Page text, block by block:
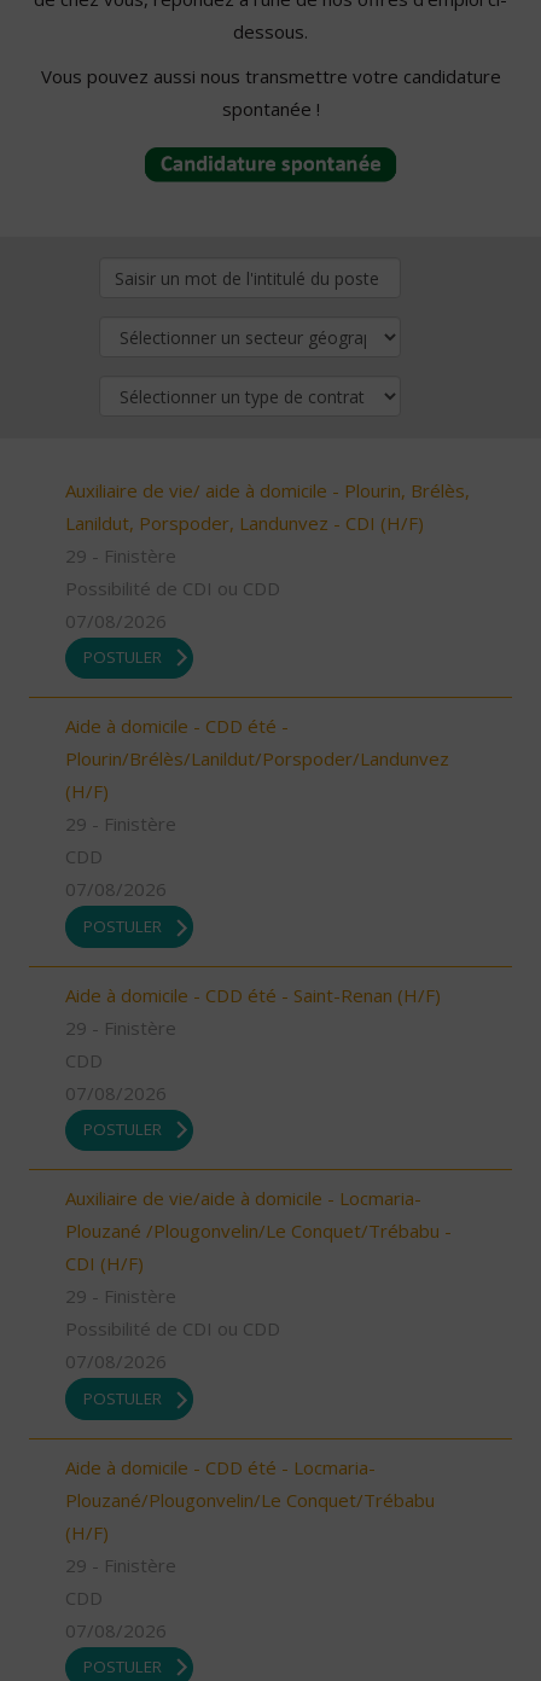
dessous.
Vous pouvez aussi nous transmettre votre candidature
spontanée !
Auxiliaire de vie/ aide à domicile - Plourin, Brélès,
Lanildut, Porspoder, Landunvez - CDI (H/F)
29 - Finistère
Possibilité de CDI ou CDD
07/08/2026
POSTULER
Aide à domicile - CDD été -
Plourin/Brélès/Lanildut/Porspoder/Landunvez
(H/F)
29 - Finistère
CDD
07/08/2026
POSTULER
Aide à domicile - CDD été - Saint-Renan (H/F)
29 - Finistère
CDD
07/08/2026
POSTULER
Auxiliaire de vie/aide à domicile - Locmaria-
Plouzané /Plougonvelin/Le Conquet/Trébabu -
CDI (H/F)
29 - Finistère
Possibilité de CDI ou CDD
07/08/2026
POSTULER
Aide à domicile - CDD été - Locmaria-
Plouzané/Plougonvelin/Le Conquet/Trébabu
(H/F)
29 - Finistère
CDD
07/08/2026
POSTULER